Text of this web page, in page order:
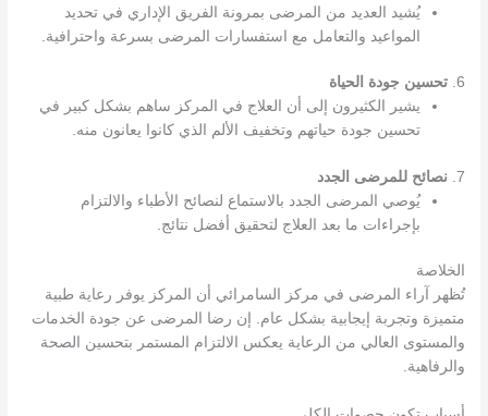
يُشيد العديد من المرضى بمرونة الفريق الإداري في تحديد
المواعيد والتعامل مع استفسارات المرضى بسرعة واحترافية.
6. تحسين جودة الحياة
يشير الكثيرون إلى أن العلاج في المركز ساهم بشكل كبير في
تحسين جودة حياتهم وتخفيف الألم الذي كانوا يعانون منه.
7. نصائح للمرضى الجدد
يُوصي المرضى الجدد بالاستماع لنصائح الأطباء والالتزام
بإجراءات ما بعد العلاج لتحقيق أفضل نتائج.
الخلاصة
تُظهر آراء المرضى في مركز السامرائي أن المركز يوفر رعاية طبية
متميزة وتجربة إيجابية بشكل عام. إن رضا المرضى عن جودة الخدمات
والمستوى العالي من الرعاية يعكس الالتزام المستمر بتحسين الصحة
والرفاهية.